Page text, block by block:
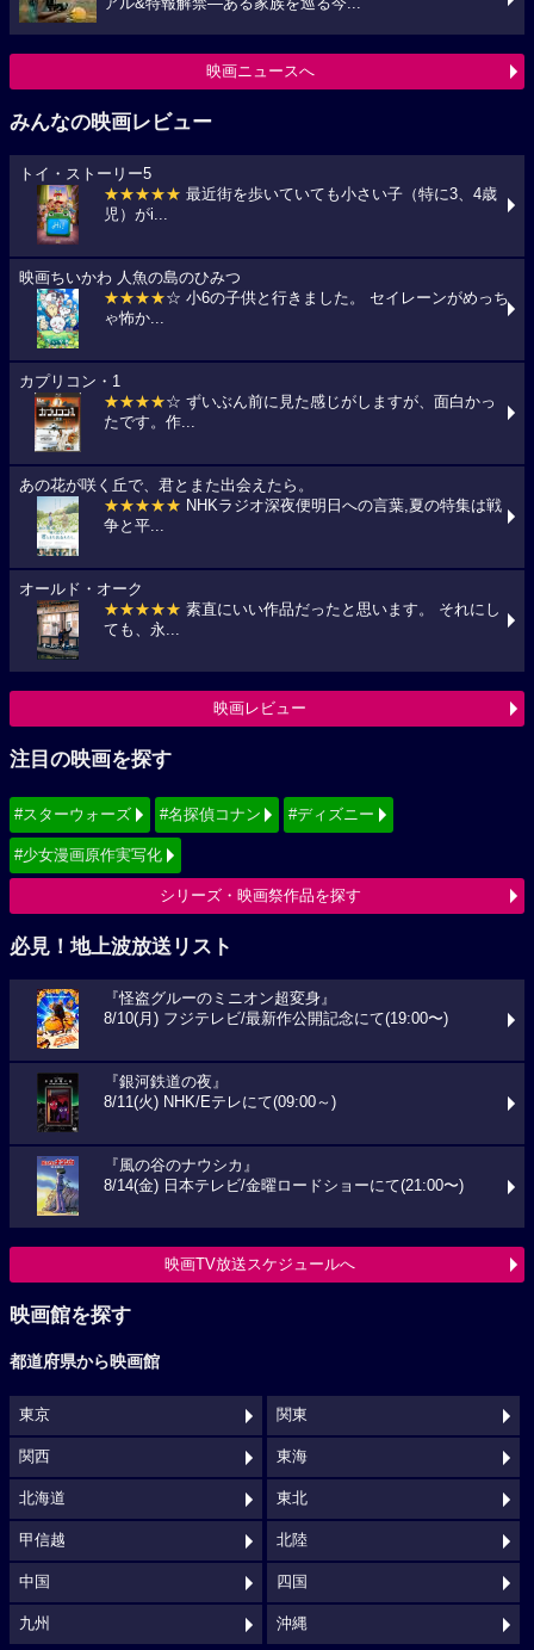
映画ニュースへ
みんなの映画レビュー
トイ・ストーリー5
★★★★★ 最近街を歩いていても小さい子（特に3、4歳
児）がi...
映画ちいかわ 人魚の島のひみつ
★★★★☆ 小6の子供と行きました。 セイレーンがめっち
ゃ怖か...
カプリコン・1
★★★★☆ ずいぶん前に見た感じがしますが、面白かっ
たです。作...
あの花が咲く丘で、君とまた出会えたら。
★★★★★ NHKラジオ深夜便明日への言葉,夏の特集は戦
争と平...
オールド・オーク
★★★★★ 素直にいい作品だったと思います。 それにし
ても、永...
映画レビュー
注目の映画を探す
#スターウォーズ #名探偵コナン #ディズニー
#少女漫画原作実写化
シリーズ・映画祭作品を探す
必見！地上波放送リスト
『怪盗グルーのミニオン超変身』
8/10(月) フジテレビ/最新作公開記念にて(19:00〜)
『銀河鉄道の夜』
8/11(火) NHK/Eテレにて(09:00～)
『風の谷のナウシカ』
8/14(金) 日本テレビ/金曜ロードショーにて(21:00〜)
映画TV放送スケジュールへ
映画館を探す
都道府県から映画館
東京 関東
関西 東海
北海道 東北
甲信越 北陸
中国 四国
九州 沖縄